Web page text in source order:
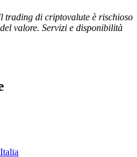
trading di criptovalute è rischioso
valore. Servizi e disponibilità